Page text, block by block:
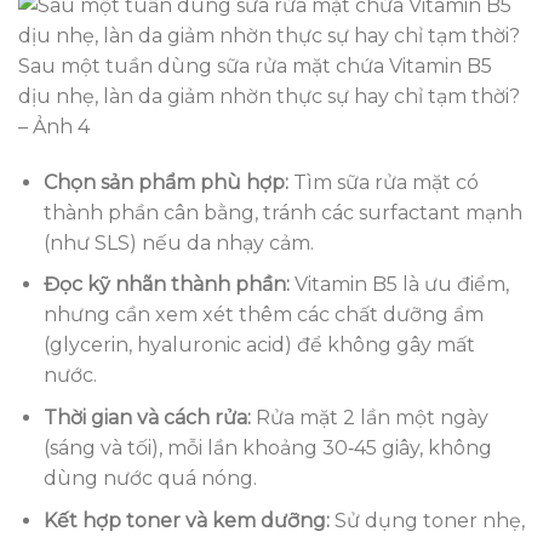
Sau một tuần dùng sữa rửa mặt chứa Vitamin B5
dịu nhẹ, làn da giảm nhờn thực sự hay chỉ tạm thời?
– Ảnh 4
Chọn sản phẩm phù hợp:Tìm sữa rửa mặt có
thành phần cân bằng, tránh các surfactant mạnh
(như SLS) nếu da nhạy cảm.
Đọc kỹ nhãn thành phần:Vitamin B5 là ưu điểm,
nhưng cần xem xét thêm các chất dưỡng ẩm
(glycerin, hyaluronic acid) để không gây mất
nước.
Thời gian và cách rửa:Rửa mặt 2 lần một ngày
(sáng và tối), mỗi lần khoảng 30‑45 giây, không
dùng nước quá nóng.
Kết hợp toner và kem dưỡng:Sử dụng toner nhẹ,